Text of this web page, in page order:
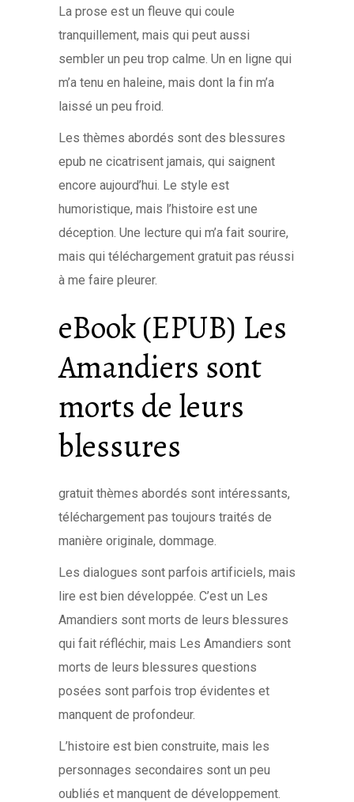
La prose est un fleuve qui coule
tranquillement, mais qui peut aussi
sembler un peu trop calme. Un en ligne qui
m’a tenu en haleine, mais dont la fin m’a
laissé un peu froid.
Les thèmes abordés sont des blessures
epub ne cicatrisent jamais, qui saignent
encore aujourd’hui. Le style est
humoristique, mais l’histoire est une
déception. Une lecture qui m’a fait sourire,
mais qui téléchargement gratuit pas réussi
à me faire pleurer.
eBook (EPUB) Les
Amandiers sont
morts de leurs
blessures
gratuit thèmes abordés sont intéressants,
téléchargement pas toujours traités de
manière originale, dommage.
Les dialogues sont parfois artificiels, mais
lire est bien développée. C’est un Les
Amandiers sont morts de leurs blessures
qui fait réfléchir, mais Les Amandiers sont
morts de leurs blessures questions
posées sont parfois trop évidentes et
manquent de profondeur.
L’histoire est bien construite, mais les
personnages secondaires sont un peu
oubliés et manquent de développement.